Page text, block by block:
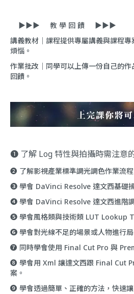
▶︎▶︎▶︎ 教 學 回 饋 ▶︎▶︎▶︎
講義教材｜課程提供專屬講義與課程
煩惱。
作業批改｜同學可以上傳一份自己的
回饋。
❶ 了解 Log 特性與拍攝時需注意
❷ 了解影視產業標準調光調色作業流程
❸ 學會 DaVinci Resolve 達文西基礎
❹ 學會 DaVinci Resolve 達文西進階
❺ 學會風格類與技術類 LUT Lookup
❻ 學會對光線不足的場景或人物進行局
❼ 同時學會使用 Final Cut Pro 與
❽ 學會用 Xml 讓達文西跟 Final Cut
案。
❾ 學會透過簡單、正確的方法，快速讓